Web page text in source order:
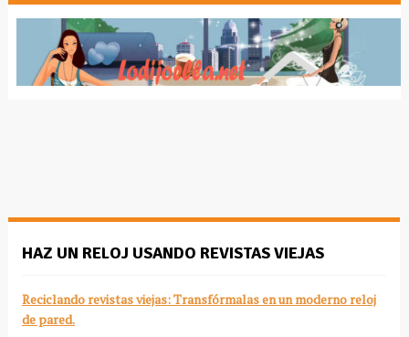
HAZ UN RELOJ USANDO REVISTAS VIEJAS
Reciclando revistas viejas: Transfórmalas en un moderno reloj
de pared.